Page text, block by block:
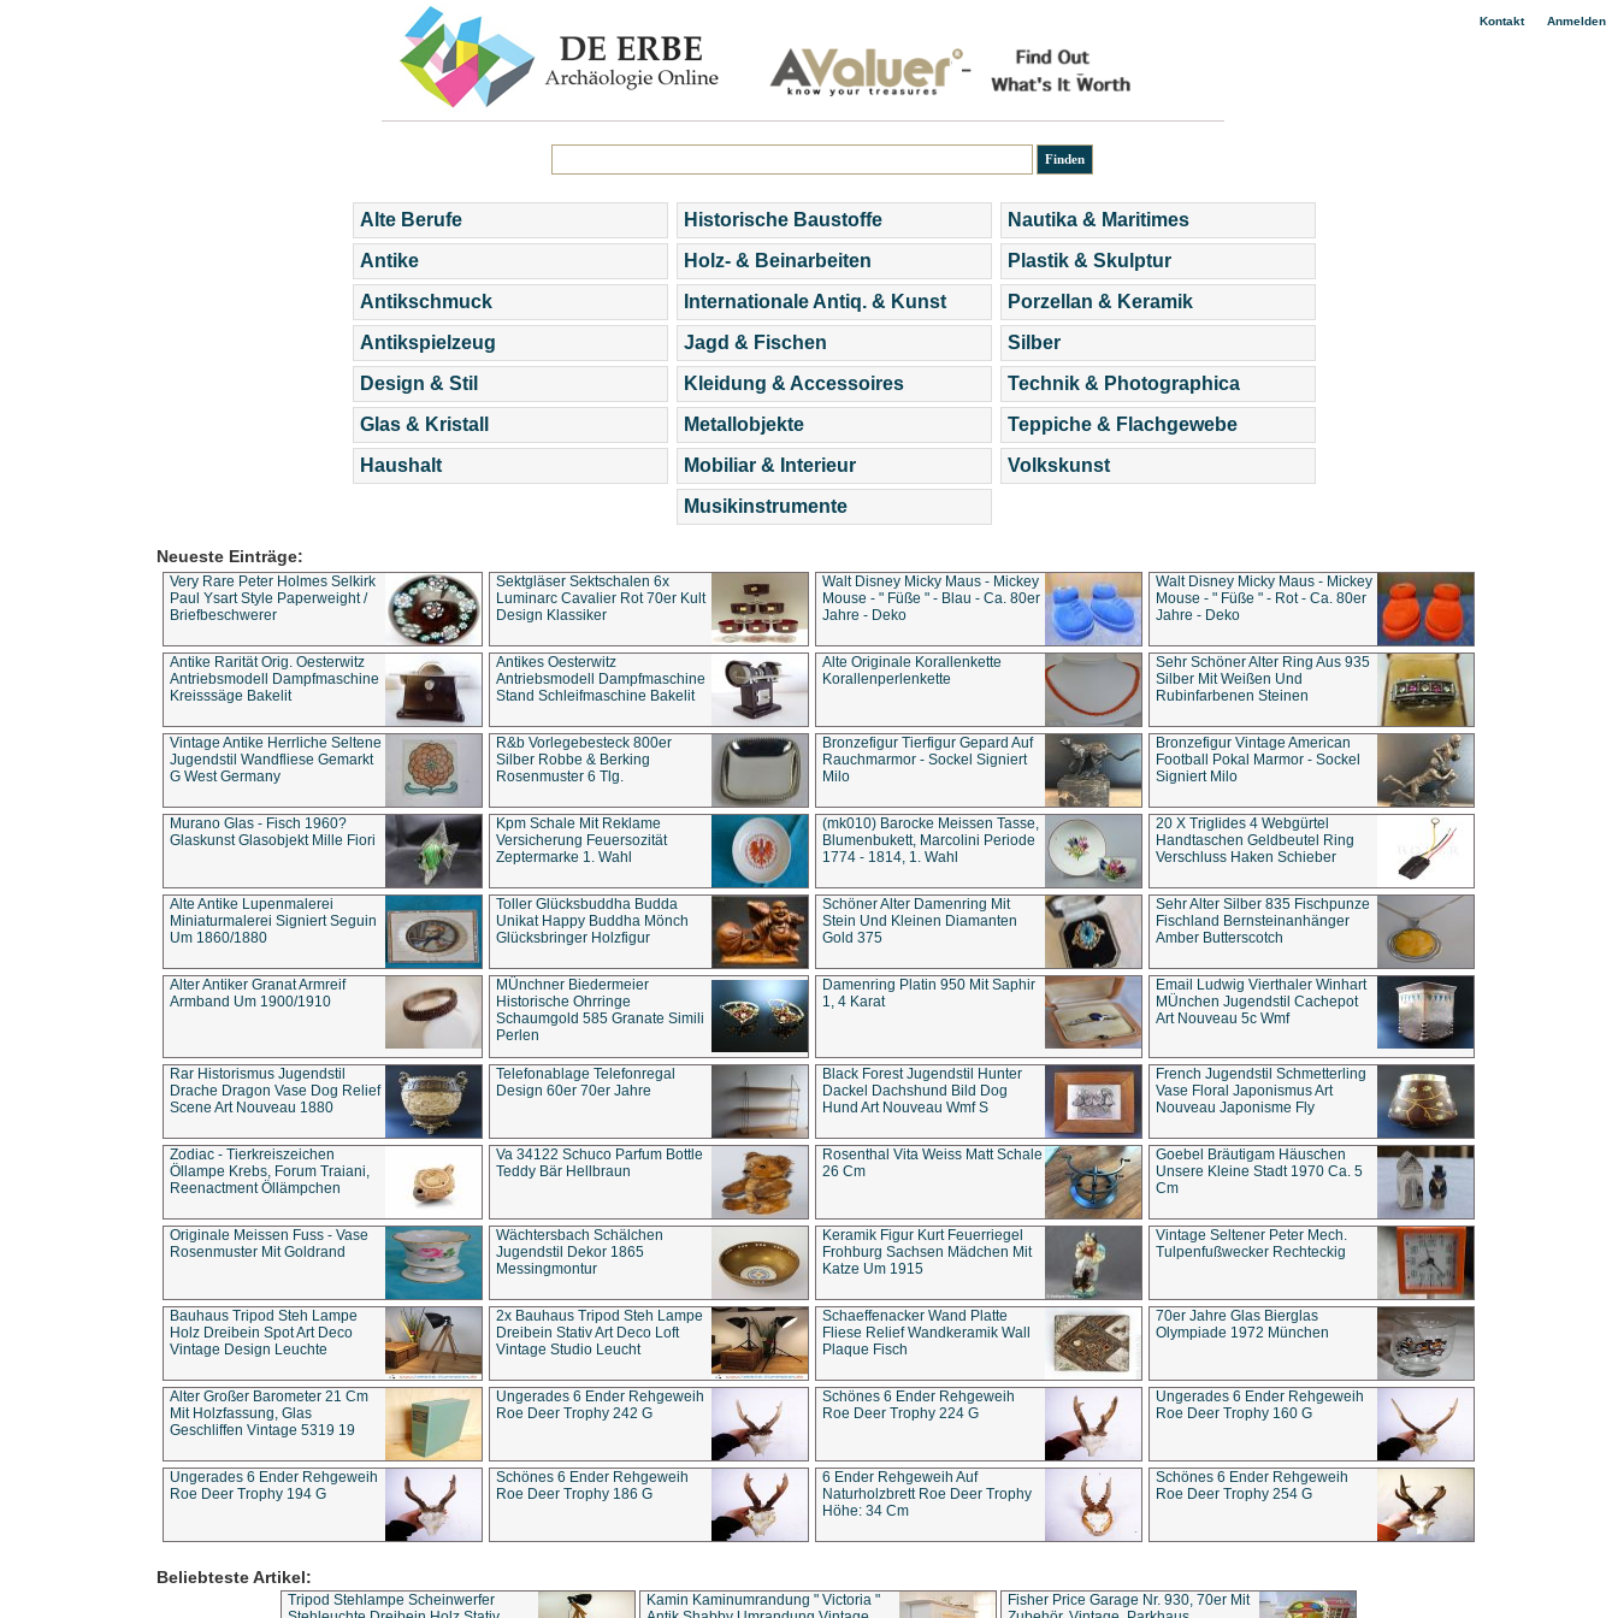
Kontakt| Anmelden
Alte Berufe
Antike
Antikschmuck
Antikspielzeug
Design & Stil
Glas & Kristall
Haushalt
Historische Baustoffe
Holz- & Beinarbeiten
Internationale Antiq. & Kunst
Jagd & Fischen
Kleidung & Accessoires
Metallobjekte
Mobiliar & Interieur
Musikinstrumente
Nautika & Maritimes
Plastik & Skulptur
Porzellan & Keramik
Silber
Technik & Photographica
Teppiche & Flachgewebe
Volkskunst
Neueste Einträge:
Very Rare Peter Holmes Selkirk
Paul Ysart Style Paperweight /
Briefbeschwerer
Sektgläser Sektschalen 6x
Luminarc Cavalier Rot 70er Kult
Design Klassiker
Walt Disney Micky Maus - Mickey
Mouse - " Füße " - Blau - Ca. 80er
Jahre - Deko
Walt Disney Micky Maus - Mickey
Mouse - " Füße " - Rot - Ca. 80er
Jahre - Deko
Antike Rarität Orig. Oesterwitz
Antriebsmodell Dampfmaschine
Kreisssäge Bakelit
Antikes Oesterwitz
Antriebsmodell Dampfmaschine
Stand Schleifmaschine Bakelit
Alte Originale Korallenkette
Korallenperlenkette
Sehr Schöner Alter Ring Aus 935
Silber Mit Weißen Und
Rubinfarbenen Steinen
Vintage Antike Herrliche Seltene
Jugendstil Wandfliese Gemarkt
G West Germany
R&b Vorlegebesteck 800er
Silber Robbe & Berking
Rosenmuster 6 Tlg.
Bronzefigur Tierfigur Gepard Auf
Rauchmarmor - Sockel Signiert
Milo
Bronzefigur Vintage American
Football Pokal Marmor - Sockel
Signiert Milo
Murano Glas - Fisch 1960?
Glaskunst Glasobjekt Mille Fiori
Kpm Schale Mit Reklame
Versicherung Feuersozität
Zeptermarke 1. Wahl
(mk010) Barocke Meissen Tasse,
Blumenbukett, Marcolini Periode
1774 - 1814, 1. Wahl
20 X Triglides 4 Webgürtel
Handtaschen Geldbeutel Ring
Verschluss Haken Schieber
Alte Antike Lupenmalerei
Miniaturmalerei Signiert Seguin
Um 1860/1880
Toller Glücksbuddha Budda
Unikat Happy Buddha Mönch
Glücksbringer Holzfigur
Schöner Alter Damenring Mit
Stein Und Kleinen Diamanten
Gold 375
Sehr Alter Silber 835 Fischpunze
Fischland Bernsteinanhänger
Amber Butterscotch
Alter Antiker Granat Armreif
Armband Um 1900/1910
MÜnchner Biedermeier
Historische Ohrringe
Schaumgold 585 Granate Simili
Perlen
Damenring Platin 950 Mit Saphir
1, 4 Karat
Email Ludwig Vierthaler Winhart
MÜnchen Jugendstil Cachepot
Art Nouveau 5c Wmf
Rar Historismus Jugendstil
Drache Dragon Vase Dog Relief
Scene Art Nouveau 1880
Telefonablage Telefonregal
Design 60er 70er Jahre
Black Forest Jugendstil Hunter
Dackel Dachshund Bild Dog
Hund Art Nouveau Wmf S
French Jugendstil Schmetterling
Vase Floral Japonismus Art
Nouveau Japonisme Fly
Zodiac - Tierkreiszeichen
Öllampe Krebs, Forum Traiani,
Reenactment Öllämpchen
Va 34122 Schuco Parfum Bottle
Teddy Bär Hellbraun
Rosenthal Vita Weiss Matt Schale
26 Cm
Goebel Bräutigam Häuschen
Unsere Kleine Stadt 1970 Ca. 5
Cm
Originale Meissen Fuss - Vase
Rosenmuster Mit Goldrand
Wächtersbach Schälchen
Jugendstil Dekor 1865
Messingmontur
Keramik Figur Kurt Feuerriegel
Frohburg Sachsen Mädchen Mit
Katze Um 1915
Vintage Seltener Peter Mech.
Tulpenfußwecker Rechteckig
Bauhaus Tripod Steh Lampe
Holz Dreibein Spot Art Deco
Vintage Design Leuchte
2x Bauhaus Tripod Steh Lampe
Dreibein Stativ Art Deco Loft
Vintage Studio Leucht
Schaeffenacker Wand Platte
Fliese Relief Wandkeramik Wall
Plaque Fisch
70er Jahre Glas Bierglas
Olympiade 1972 München
Alter Großer Barometer 21 Cm
Mit Holzfassung, Glas
Geschliffen Vintage 5319 19
Ungerades 6 Ender Rehgeweih
Roe Deer Trophy 242 G
Schönes 6 Ender Rehgeweih
Roe Deer Trophy 224 G
Ungerades 6 Ender Rehgeweih
Roe Deer Trophy 160 G
Ungerades 6 Ender Rehgeweih
Roe Deer Trophy 194 G
Schönes 6 Ender Rehgeweih
Roe Deer Trophy 186 G
6 Ender Rehgeweih Auf
Naturholzbrett Roe Deer Trophy
Höhe: 34 Cm
Schönes 6 Ender Rehgeweih
Roe Deer Trophy 254 G
Beliebteste Artikel:
Tripod Stehlampe Scheinwerfer
Kamin Kaminumrandung " Victoria "
Fisher Price Garage Nr. 930, 70er Mit